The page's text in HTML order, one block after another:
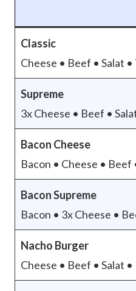
Classic
Cheese • Beef • Salat
Supreme
3x Cheese • Beef •
Bacon Cheese
Bacon • Cheese •
Bacon Supreme
Bacon • 3x Cheese •
Nacho Burger
Cheese • Beef • Salat